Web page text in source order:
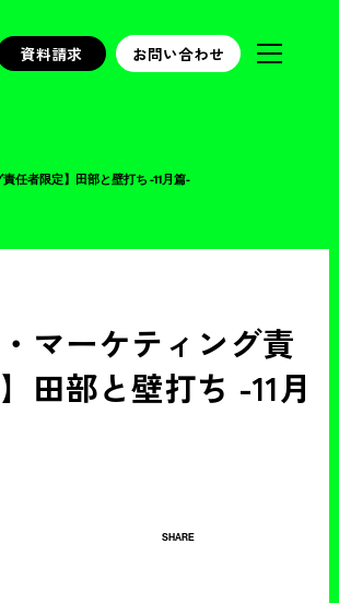
資料請求 お問い合わせ
任者限定】田部と壁打ち -11月篇-
・マーケティング責
田部と壁打ち -11月
SHARE